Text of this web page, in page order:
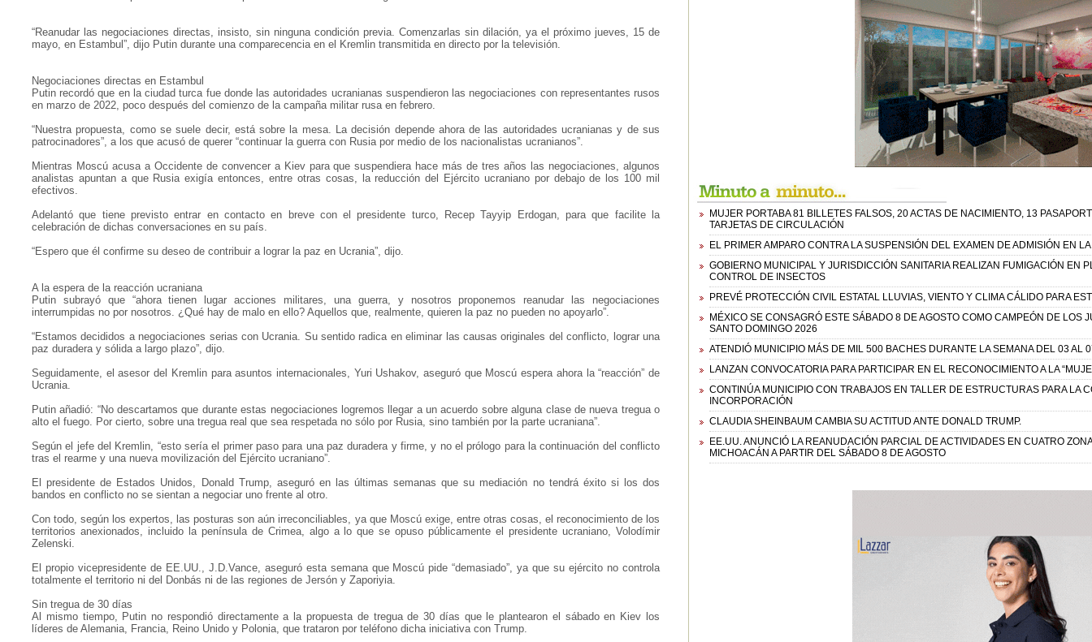
“Reanudar las negociaciones directas, insisto, sin ninguna condición previa. Comenzarlas sin dilación, ya el próximo jueves, 15 de
mayo, en Estambul”, dijo Putin durante una comparecencia en el Kremlin transmitida en directo por la televisión.
Negociaciones directas en Estambul
Putin recordó que en la ciudad turca fue donde las autoridades ucranianas suspendieron las negociaciones con representantes rusos
en marzo de 2022, poco después del comienzo de la campaña militar rusa en febrero.
“Nuestra propuesta, como se suele decir, está sobre la mesa. La decisión depende ahora de las autoridades ucranianas y de sus
patrocinadores”, a los que acusó de querer “continuar la guerra con Rusia por medio de los nacionalistas ucranianos”.
Mientras Moscú acusa a Occidente de convencer a Kiev para que suspendiera hace más de tres años las negociaciones, algunos
analistas apuntan a que Rusia exigía entonces, entre otras cosas, la reducción del Ejército ucraniano por debajo de los 100 mil
efectivos.
Adelantó que tiene previsto entrar en contacto en breve con el presidente turco, Recep Tayyip Erdogan, para que facilite la
celebración de dichas conversaciones en su país.
“Espero que él confirme su deseo de contribuir a lograr la paz en Ucrania”, dijo.
A la espera de la reacción ucraniana
Putin subrayó que “ahora tienen lugar acciones militares, una guerra, y nosotros proponemos reanudar las negociaciones
interrumpidas no por nosotros. ¿Qué hay de malo en ello? Aquellos que, realmente, quieren la paz no pueden no apoyarlo”.
“Estamos decididos a negociaciones serias con Ucrania. Su sentido radica en eliminar las causas originales del conflicto, lograr una
paz duradera y sólida a largo plazo”, dijo.
Seguidamente, el asesor del Kremlin para asuntos internacionales, Yuri Ushakov, aseguró que Moscú espera ahora la “reacción” de
Ucrania.
Putin añadió: “No descartamos que durante estas negociaciones logremos llegar a un acuerdo sobre alguna clase de nueva tregua o
alto el fuego. Por cierto, sobre una tregua real que sea respetada no sólo por Rusia, sino también por la parte ucraniana”.
Según el jefe del Kremlin, “esto sería el primer paso para una paz duradera y firme, y no el prólogo para la continuación del conflicto
tras el rearme y una nueva movilización del Ejército ucraniano”.
El presidente de Estados Unidos, Donald Trump, aseguró en las últimas semanas que su mediación no tendrá éxito si los dos
bandos en conflicto no se sientan a negociar uno frente al otro.
Con todo, según los expertos, las posturas son aún irreconciliables, ya que Moscú exige, entre otras cosas, el reconocimiento de los
territorios anexionados, incluido la península de Crimea, algo a lo que se opuso públicamente el presidente ucraniano, Volodímir
Zelenski.
El propio vicepresidente de EE.UU., J.D.Vance, aseguró esta semana que Moscú pide “demasiado”, ya que su ejército no controla
totalmente el territorio ni del Donbás ni de las regiones de Jersón y Zaporiyia.
Sin tregua de 30 días
Al mismo tiempo, Putin no respondió directamente a la propuesta de tregua de 30 días que le plantearon el sábado en Kiev los
líderes de Alemania, Francia, Reino Unido y Polonia, que trataron por teléfono dicha iniciativa con Trump.
MUJER PORTABA 81 BILLETES FALSOS, 20 ACTAS DE NACIMIENTO, 13
TARJETAS DE CIRCULACIÓN
EL PRIMER AMPARO CONTRA LA SUSPENSIÓN DEL EXAMEN DE ADMISIÓN EN
GOBIERNO MUNICIPAL Y JURISDICCIÓN SANITARIA REALIZAN FUMIGACIÓN EN
CONTROL DE INSECTOS
PREVÉ PROTECCIÓN CIVIL ESTATAL LLUVIAS, VIENTO Y CLIMA CÁLIDO PARA
MÉXICO SE CONSAGRÓ ESTE SÁBADO 8 DE AGOSTO COMO CAMPEÓN DE LOS
SANTO DOMINGO 2026
ATENDIÓ MUNICIPIO MÁS DE MIL 500 BACHES DURANTE LA SEMANA DEL 03 AL
LANZAN CONVOCATORIA PARA PARTICIPAR EN EL RECONOCIMIENTO A LA
CONTINÚA MUNICIPIO CON TRABAJOS EN TALLER DE ESTRUCTURAS PARA LA
INCORPORACIÓN
CLAUDIA SHEINBAUM CAMBIA SU ACTITUD ANTE DONALD TRUMP.
EE.UU. ANUNCIÓ LA REANUDACIÓN PARCIAL DE ACTIVIDADES EN CUATRO
MICHOACÁN A PARTIR DEL SÁBADO 8 DE AGOSTO